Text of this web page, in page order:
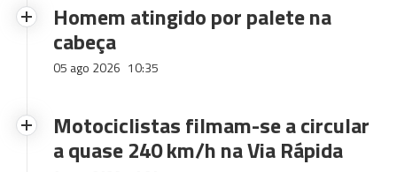
Homem atingido por palete na
cabeça
05 ago 2026 10:35
Motociclistas filmam-se a circular
a quase 240 km/h na Via Rápida